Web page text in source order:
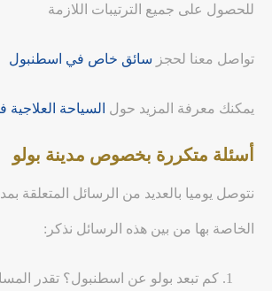
للحصول على جميع الترتيبات اللازمة
تواصل معنا لحجز سائق خاص في اسطنبول
يمكنك معرفة المزيد حول السياحة العلاجية
أسئلة متكررة بخصوص مدينة بولو
نتوصل يوميا بالعديد من الرسائل المتعلقة
الخاصة بها من بين هذه الرسائل نذكر:
كم تبعد بولو عن اسطنبول؟ تقدر